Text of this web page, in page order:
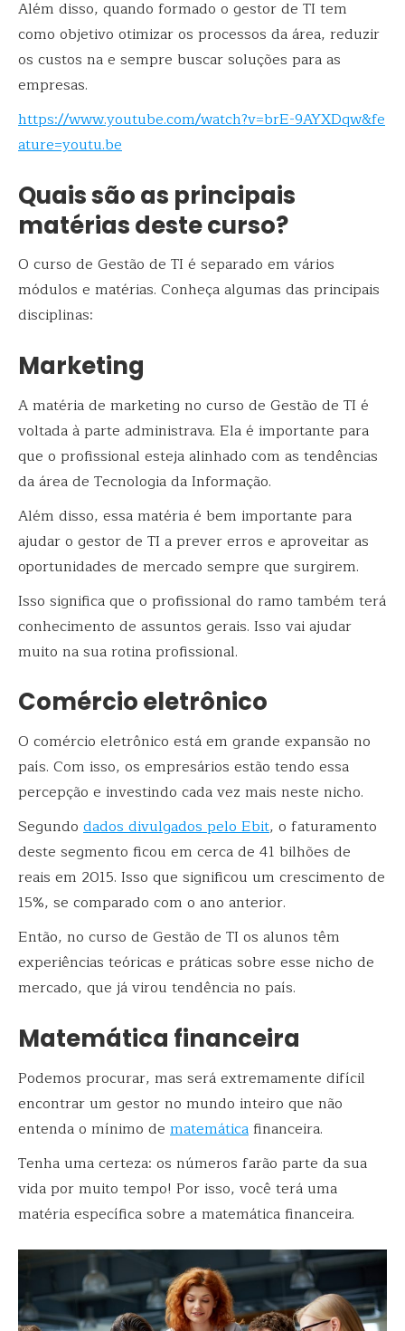
Além disso, quando formado o gestor de TI tem
como objetivo otimizar os processos da área, reduzir
os custos na e sempre buscar soluções para as
empresas.
https://www.youtube.com/watch?v=brE-9AYXDqw&fe
ature=youtu.be
Quais são as principais
matérias deste curso?
O curso de Gestão de TI é separado em vários
módulos e matérias. Conheça algumas das principais
disciplinas:
Marketing
A matéria de marketing no curso de Gestão de TI é
voltada à parte administrava. Ela é importante para
que o profissional esteja alinhado com as tendências
da área de Tecnologia da Informação.
Além disso, essa matéria é bem importante para
ajudar o gestor de TI a prever erros e aproveitar as
oportunidades de mercado sempre que surgirem.
Isso significa que o profissional do ramo também terá
conhecimento de assuntos gerais. Isso vai ajudar
muito na sua rotina profissional.
Comércio eletrônico
O comércio eletrônico está em grande expansão no
país. Com isso, os empresários estão tendo essa
percepção e investindo cada vez mais neste nicho.
Segundo dados divulgados pelo Ebit, o faturamento
deste segmento ficou em cerca de 41 bilhões de
reais em 2015. Isso que significou um crescimento de
15%, se comparado com o ano anterior.
Então, no curso de Gestão de TI os alunos têm
experiências teóricas e práticas sobre esse nicho de
mercado, que já virou tendência no país.
Matemática financeira
Podemos procurar, mas será extremamente difícil
encontrar um gestor no mundo inteiro que não
entenda o mínimo de matemáticafinanceira.
Tenha uma certeza: os números farão parte da sua
vida por muito tempo! Por isso, você terá uma
matéria específica sobre a matemática financeira.